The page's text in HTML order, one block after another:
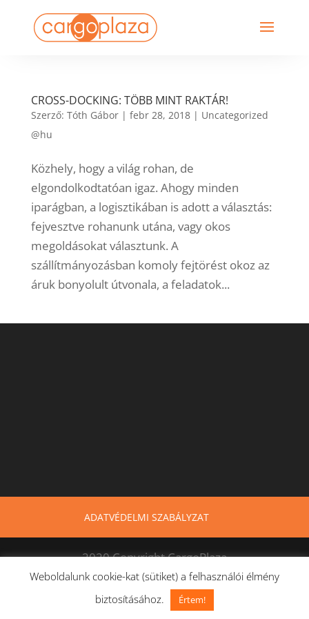
CROSS-DOCKING: TÖBB MINT RAKTÁR!
Szerző: Tóth Gábor| febr 28, 2018| Uncategorized
@hu
Közhely, hogy a világ rohan, de
elgondolkodtatóan igaz. Ahogy minden
iparágban, a logisztikában is adott a választás:
fejvesztve rohanunk utána, vagy okos
megoldásokat választunk. A
szállítmányozásban komoly fejtörést okoz az
áruk bonyolult útvonala, a feladatok...
ADATVÉDELMI SZABÁLYZAT
2020 Copyright CargoPlaza
Weboldalunk cookie-kat (sütiket) a felhasználói élmény
biztosításához.
Értem!